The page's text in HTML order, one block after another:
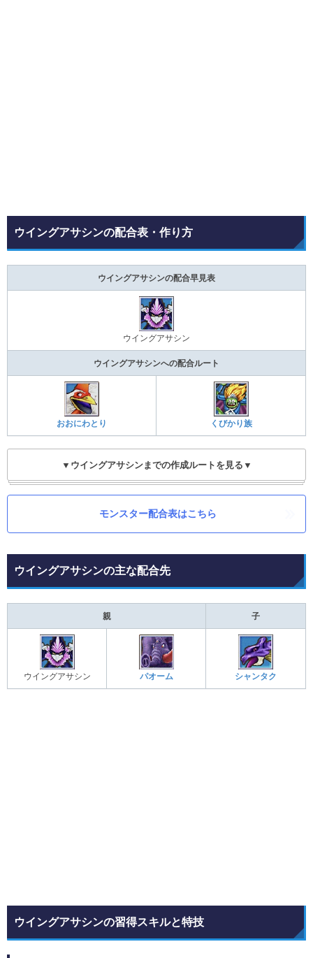
ウイングアサシンの配合表・作り方
ウイングアサシンの配合早見表
ウイングアサシン
ウイングアサシンへの配合ルート
おおにわとり くびかり族
▼ウイングアサシンまでの作成ルートを見る▼
モンスター配合表はこちら
ウイングアサシンの主な配合先
親 子
ウイングアサシン パオーム シャンタク
ウイングアサシンの習得スキルと特技